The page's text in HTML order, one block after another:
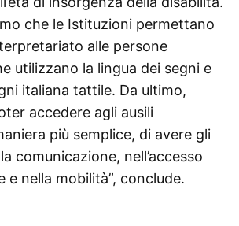
che le Istituzioni permettano
alle persone
utilizzano la lingua dei segni e
italiana tattile. Da ultimo,
accedere agli ausili
più semplice, di avere gli
comunicazione, nell’accesso
e nella mobilità”, conclude.